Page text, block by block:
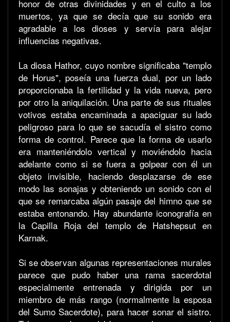
honor de otras divinidades y en el culto a los
muertos, ya que se decía que su sonido era
agradable a los dioses y servía para alejar
influencias negativas.
La diosa Hathor, cuyo nombre significaba "templo
de Horus", poseía una fuerza dual, por un lado
proporcionaba la fertilidad y la vida nueva, pero
por otro la aniquilación. Una parte de sus rituales
votivos estaba encaminada a apaciguar su lado
peligroso para lo que se sacudía el sistro como
forma de control. Parece que la forma de usarlo
era manteniéndolo vertical y moviéndolo hacia
adelante como si se fuera a golpear con él un
objeto invisible, haciendo desplazarse de ese
modo las sonajas y obteniendo un sonido con el
que se remarcaba algún pasaje del himno que se
estaba entonando. Hay abundante iconografía en
la Capilla Roja del templo de Hatshepsut en
Karnak.
Si se observan algunas representaciones murales
parece que pudo haber una rama sacerdotal
especialmente entrenada y dirigida por un
miembro de más rango (normalmente la esposa
del Sumo Sacerdote), para hacer sonar el sistro.